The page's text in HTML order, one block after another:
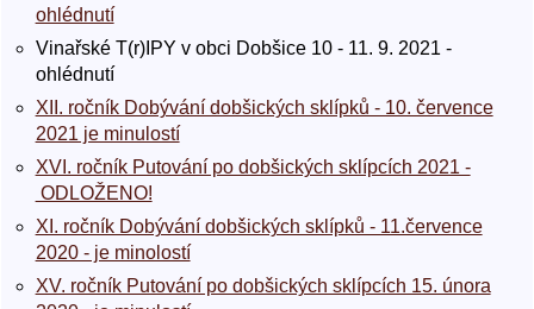
ohlédnutí
Vinařské T(r)IPY v obci Dobšice 10 - 11. 9. 2021 -
ohlédnutí
XII. ročník Dobývání dobšických sklípků - 10. července
2021 je minulostí
XVI. ročník Putování po dobšických sklípcích 2021 -
ODLOŽENO!
XI. ročník Dobývání dobšických sklípků - 11.července
2020 - je minolostí
XV. ročník Putování po dobšických sklípcích 15. února